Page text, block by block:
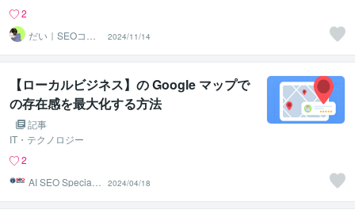
2
だい｜SEOコン
サルタント
2024/11/14
【ローカルビジネス】の Google マップで
の存在感を最大化する方法
記事
IT・テクノロジー
2
AI SEO Specialis
2024/04/18